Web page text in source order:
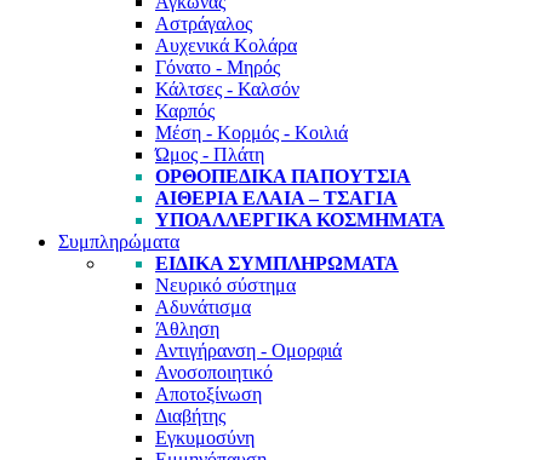
Αστράγαλος
Αυχενικά Κολάρα
Γόνατο - Μηρός
Κάλτσες - Καλσόν
Καρπός
Μέση - Κορμός - Κοιλιά
Ώμος - Πλάτη
ΟΡΘΟΠΕΔΙΚΆ ΠΑΠΟΎΤΣΙΑ
ΑΙΘΈΡΙΑ ΈΛΑΙΑ – ΤΣΆΓΙΑ
ΥΠΟΑΛΛΕΡΓΙΚΆ ΚΟΣΜΉΜΑΤΑ
Συμπληρώματα
ΕΙΔΙΚΆ ΣΥΜΠΛΗΡΏΜΑΤΑ
Νευρικό σύστημα
Αδυνάτισμα
Άθληση
Αντιγήρανση - Ομορφιά
Ανοσοποιητικό
Αποτοξίνωση
Διαβήτης
Εγκυμοσύνη